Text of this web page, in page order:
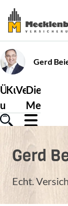
Gerd
Über
uns
Kundenservice
Die
Gerd
Echt.